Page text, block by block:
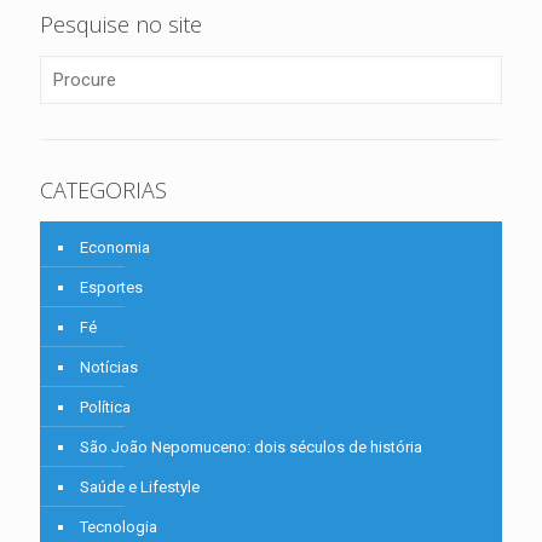
Pesquise no site
CATEGORIAS
Economia
Esportes
Fé
Notícias
Política
São João Nepomuceno: dois séculos de história
Saúde e Lifestyle
Tecnologia